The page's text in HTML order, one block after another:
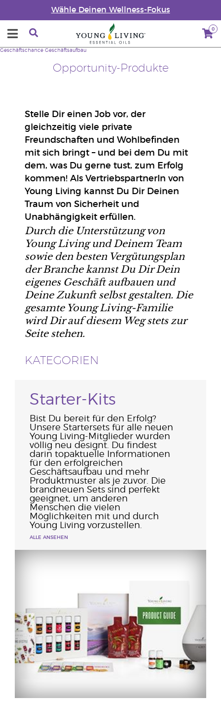
Wähle Deinen Wellness-Fokus
0
Opportunity-Produkte
Geschäftschance Geschäftsaufbau
Stelle Dir einen Job vor, der
gleichzeitig viele private
Freundschaften und Wohlbefinden
mit sich bringt – und bei dem Du mit
dem, was Du gerne tust, zum Erfolg
kommen! Als VertriebspartnerIn von
Young Living kannst Du Dir Deinen
Traum von Sicherheit und
Unabhängigkeit erfüllen.
Durch die Unterstützung von
Young Living und Deinem Team
sowie den besten Vergütungsplan
der Branche kannst Du Dir Dein
eigenes Geschäft aufbauen und
Deine Zukunft selbst gestalten. Die
gesamte Young Living-Familie
wird Dir auf diesem Weg stets zur
Seite stehen.
KATEGORIEN
Starter-Kits
Bist Du bereit für den Erfolg?
Unsere Startersets für alle neuen
Young Living-Mitglieder wurden
völlig neu designt. Du findest
darin topaktuelle Informationen
für den erfolgreichen
Geschäftsaufbau und mehr
Produktmuster als je zuvor. Die
brandneuen Sets sind perfekt
geeignet, um anderen
Menschen die vielen
Möglichkeiten mit und durch
Young Living vorzustellen.
ALLE ANSEHEN